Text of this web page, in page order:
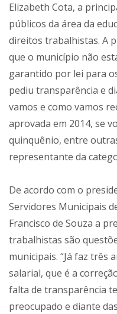
Elizabeth Cota, a
públicos da área da
direitos trabalhistas. A
que o município não
garantido por lei para
pediu transparência e
vamos e como vamos
aprovada em 2014, se
quinquênio, entre
representante da
De acordo com o
Servidores Municipais
Francisco de Souza a
trabalhistas são
municipais. “Já faz três
salarial, que é a
falta de transparência
preocupado e diante